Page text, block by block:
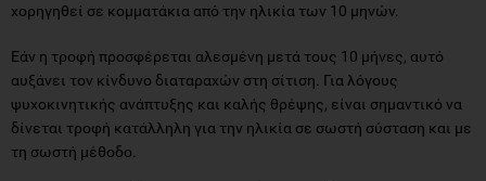
χορηγηθεί σε κομματάκια από την ηλικία των 10 μηνών.
Εάν η τροφή προσφέρεται αλεσμένη μετά τους 10 μήνες, αυτό
αυξάνει τον κίνδυνο διαταραχών στη σίτιση. Για λόγους
ψυχοκινητικής ανάπτυξης και καλής θρέψης, είναι σημαντικό να
δίνεται τροφή κατάλληλη για την ηλικία σε σωστή σύσταση και με
τη σωστή μέθοδο.